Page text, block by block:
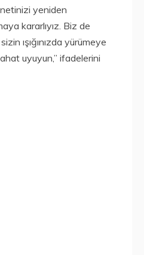
yeniden
kararlıyız. Biz de
ışığınızda yürümeye
uyuyun,” ifadelerini